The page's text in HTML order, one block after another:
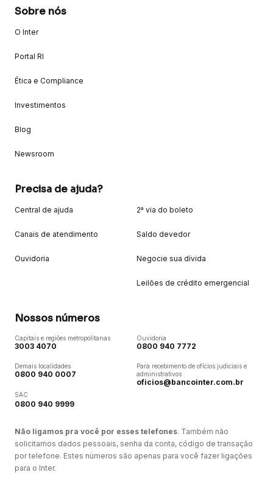
Sobre nós
O Inter
Portal RI
Ética e Compliance
Investimentos
Blog
Newsroom
Precisa de ajuda?
Central de ajuda
Canais de atendimento
Ouvidoria
2ª via do boleto
Saldo devedor
Negocie sua dívida
Leilões de crédito emergencial
Nossos números
Capitais e regiões metropolitanas
3003 4070
Demais localidades
0800 940 0007
SAC
0800 940 9999
Ouvidoria
0800 940 7772
Para recebimento de ofícios judiciais e
administrativos
oficios@bancointer.com.br
Não ligamos pra você por esses telefones. Também não
solicitamos dados pessoais, senha da conta, código de transação
por telefone. Estes números são apenas para você fazer ligações
para o Inter.